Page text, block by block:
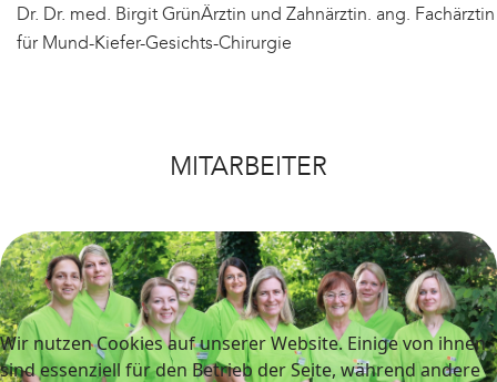
Dr. Dr. med. Birgit GrünÄrztin und Zahnärztin. ang. Fachärztin
für Mund-Kiefer-Gesichts-Chirurgie
MITARBEITER
Wir nutzen Cookies auf unserer Website. Einige von ihnen
sind essenziell für den Betrieb der Seite, während andere